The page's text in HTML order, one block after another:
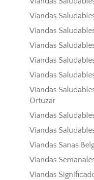
Viandas
Viandas
Viandas
Viandas
Viandas
Viandas
Ortuzar
Viandas
Viandas
Viandas Sanas
Viandas
Viandas